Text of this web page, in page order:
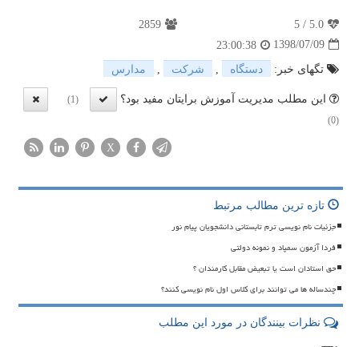
5.0
/
5
2859
1398/07/09
23:00:38
تگهای خبر:
دستگاه , شركت , مدارس
این مطلب مدیریت آموزش برایتان مفید بود؟
(1)
(0)
X
تازه ترین مطالب مرتبط
جزئیات نام نویسی ترم تابستانی دانشجویان پیام نور
فردا آزمون سمپاد و نمونه دولتی
حق استادان است یا تبعیض مقابل کارمندان ؟
چندساله ها می توانند برای کلاس اول نام نویسی کنند؟
نظرات بینندگان در مورد این مطلب